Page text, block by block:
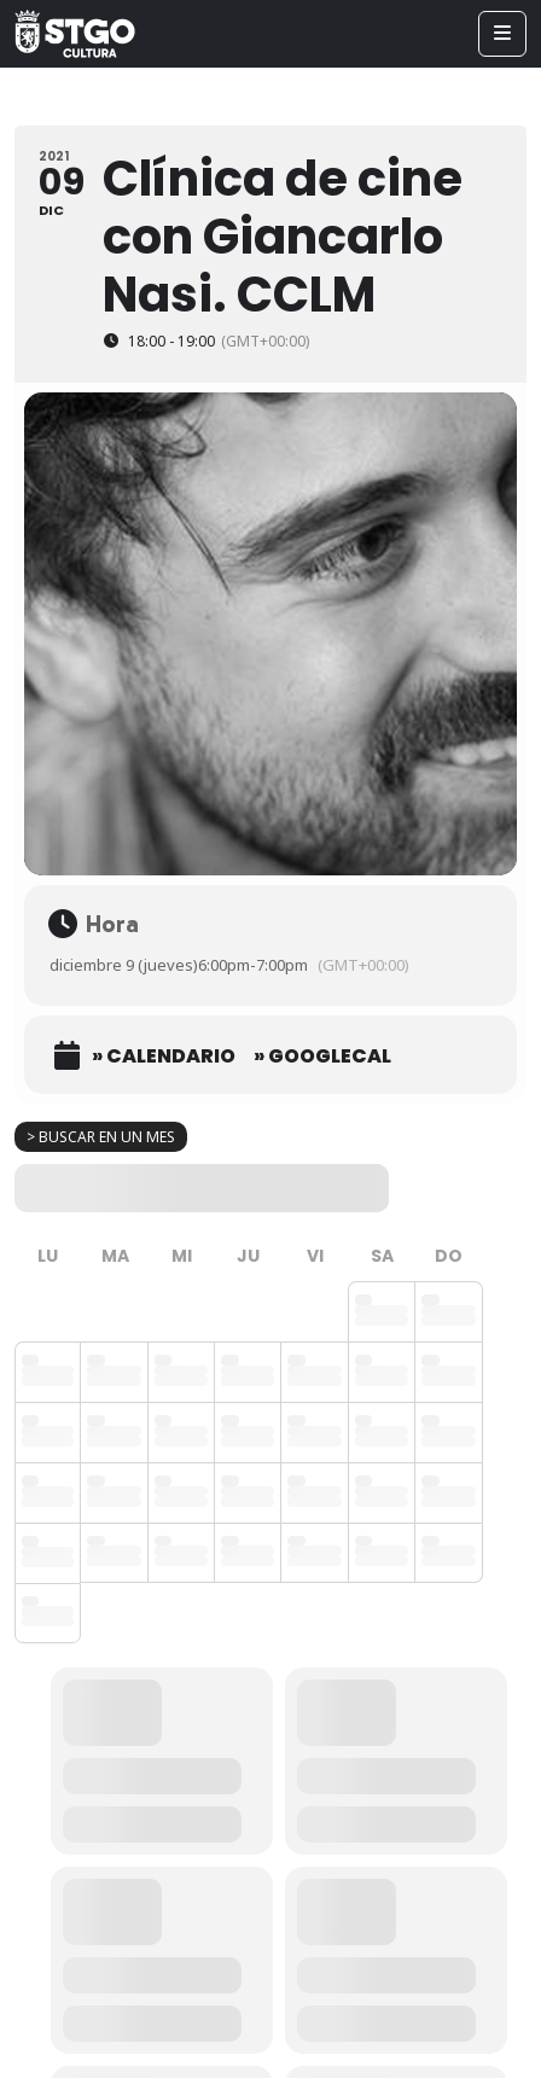
> BUSCAR EN UN MES
LU MA MI JU VI SA DO
2021
09
DIC
Clínica de cine
con Giancarlo
Nasi. CCLM
18:00 - 19:00 (GMT+00:00)
Hora
diciembre 9 (jueves)6:00pm-7:00pm (GMT+00:00)
» CALENDARIO » GOOGLECAL